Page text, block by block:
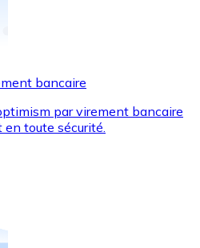
et Mastercard pour acheter
de vos marques
bancaire
par virement bancaire
toute sécurité.